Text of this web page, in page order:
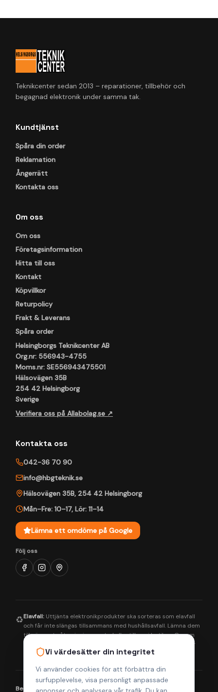
Vi värdesätter din integritet
Vi använder cookies för att förbättra din
surfupplevelse, visa personligt anpassade
Teknikcenter sedan 2013 – reparationer, tillbehör och
begagnad elektronik under samma tak.
Kundtjänst
Spåra din order
Reklamation
Ångerrätt
Kontakta oss
Om oss
Om oss
Företagsinformation
Hitta till oss
Kontakt
Köpvillkor
Returpolicy
Frakt & Leverans
Spåra order
Helsingborgs Teknikcenter AB
Org.nr: 556943-4755
Moms.nr: SE556943475501
Hälsovägen 35B
254 42 Helsingborg
Sverige
Verifiera oss på Allabolag.se ↗
Kontakta oss
042-36 70 90
info@hbgteknik.se
Hälsovägen 35B, 254 42 Helsingborg
Mån–Fre: 10–17, Lör: 11–14
Lämna ett omdöme på Google
Följ oss
♻️Elavfall: Uttjänta elektronikprodukter ska sorteras som elavfall
och får inte slängas tillsammans med hushållsavfall. Lämna dem
till närmaste återvinningscentral eller till oss i butiken. Genom
korrekt hantering bidrar du till en bättre miljö och säkerställer
att farliga ämnen tas om hand på rätt sätt.
Betalningsmetoder: Visa Mastercard Klarna